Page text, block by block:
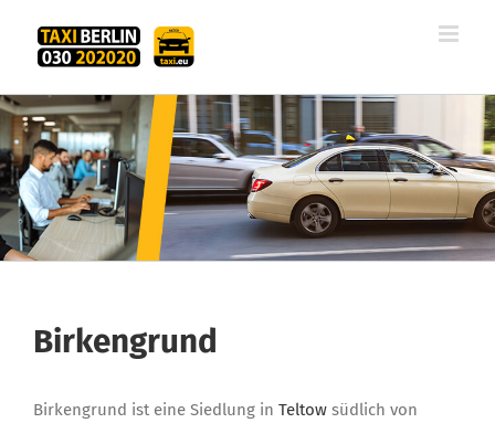
Inhalt
springen
Birkengrund
Birkengrund ist eine Siedlung in Teltow südlich von